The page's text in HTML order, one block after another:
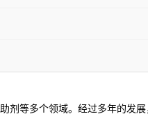
等多个领域。经过多年的发